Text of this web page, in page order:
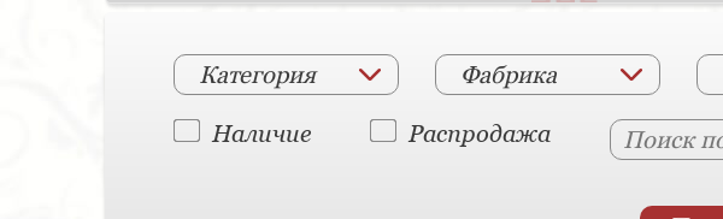
Категория Фабрика
Наличие Распродажа